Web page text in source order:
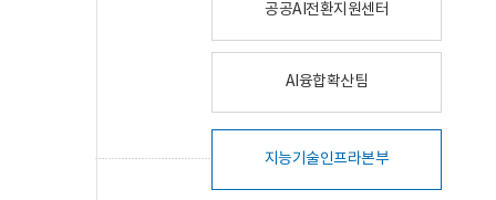
공공AI전환지원센터
AI융합확산팀
지능기술인프라본부